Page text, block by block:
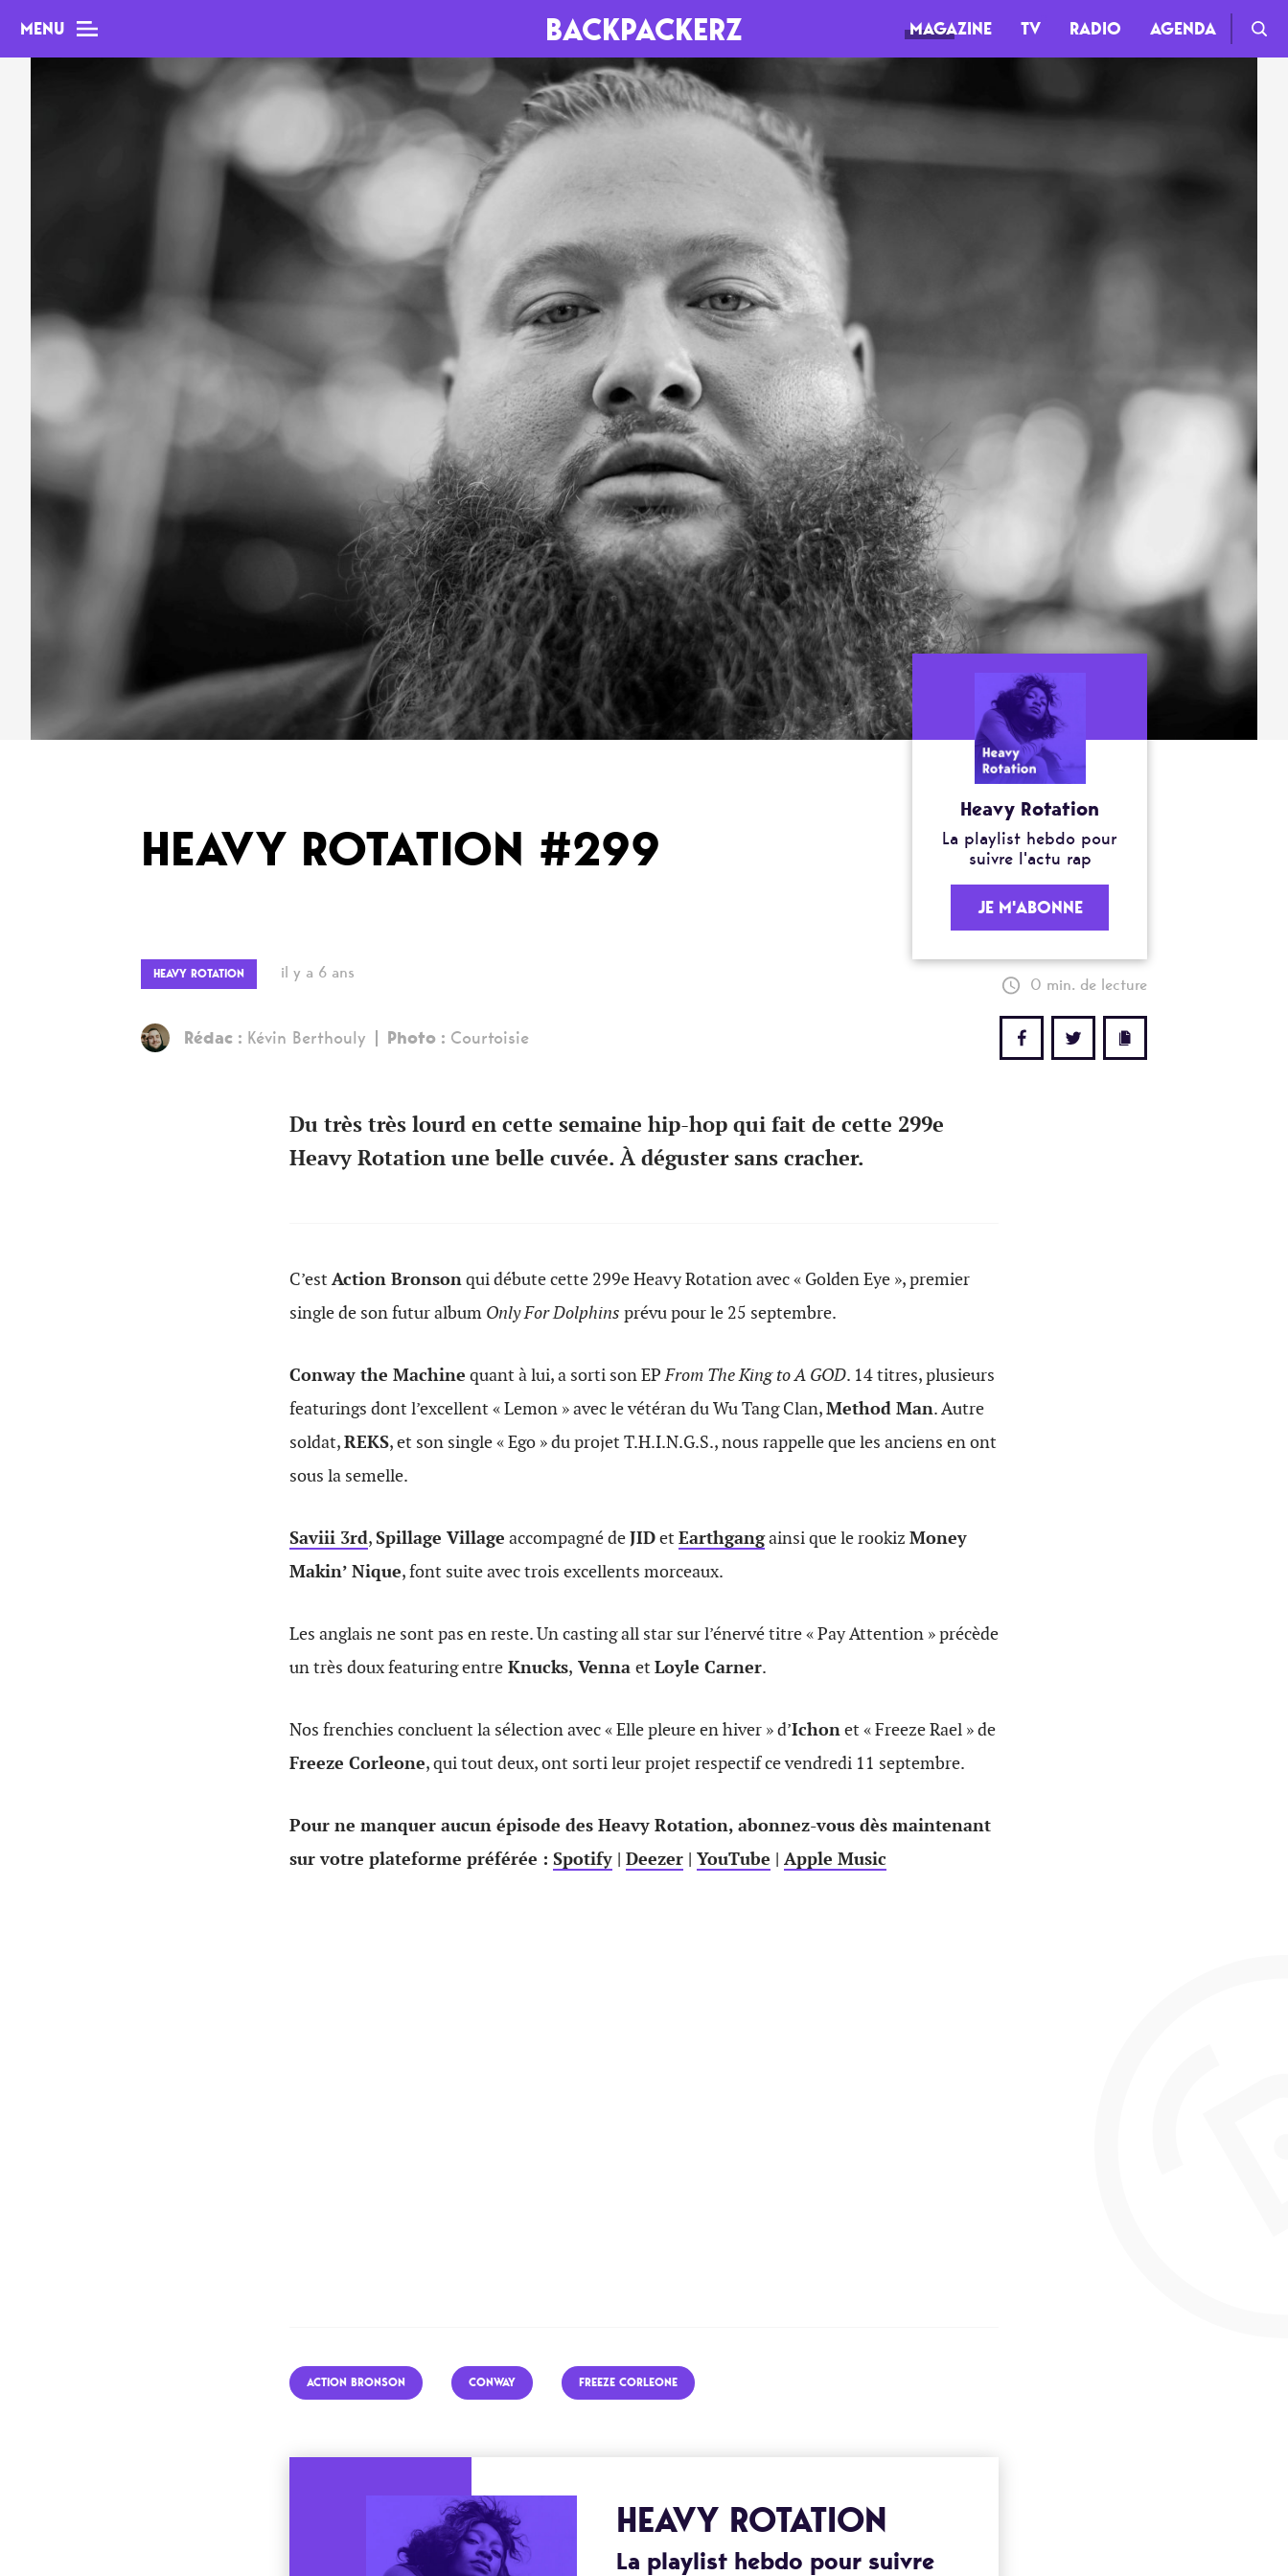
MENU BACKPACKERZ MAGAZINE TV RADIO AGENDA
MAG
Chroniques
Sorties
AGENDA
Paris
Festivals
RADIO
Playlists
Podcasts
Mixes
TV
Heavy Rotation
La playlist hebdo pour
suivre l'actu rap
JE M'ABONNE
HEAVY ROTATION #299
HEAVY ROTATION il y a 6 ans
0 min. de lecture
Rédac : Kévin Berthouly Photo : Courtoisie
Du très très lourd en cette semaine hip-hop qui fait de cette 299e
Heavy Rotation une belle cuvée. À déguster sans cracher.
C’est Action Bronsonqui débute cette 299e Heavy Rotation avec « Golden Eye », premier
single de son futur album Only For Dolphins prévu pour le 25 septembre.
Conway the Machine quant à lui, a sorti son EPFrom The King to A GOD. 14 titres, plusieurs
featurings dont l’excellent « Lemon » avec le vétéran du Wu Tang Clan,Method Man. Autre
soldat,REKS, et son single « Ego » du projet T.H.I.N.G.S., nous rappelle que les anciens en ont
sous la semelle.
Saviii 3rd,Spillage Village accompagné deJIDet Earthgangainsi que le rookiz Money
Makin’ Nique, font suite avec trois excellents morceaux.
Les anglais ne sont pas en reste. Un casting all star sur l’énervé titre « Pay Attention » précède
un très doux featuring entre Knucks, Venna et Loyle Carner.
Nos frenchies concluent la sélection avec « Elle pleure en hiver » d’Ichonet « Freeze Rael » de
Freeze Corleone, qui tout deux, ont sorti leur projet respectif ce vendredi 11 septembre.
Pour ne manquer aucun épisode des Heavy Rotation, abonnez-vous dès maintenant
sur votre plateforme préférée : Spotify | Deezer | YouTube | Apple Music
ACTION BRONSON CONWAY FREEZE CORLEONE
HEAVY ROTATION
La playlist hebdo pour suivre